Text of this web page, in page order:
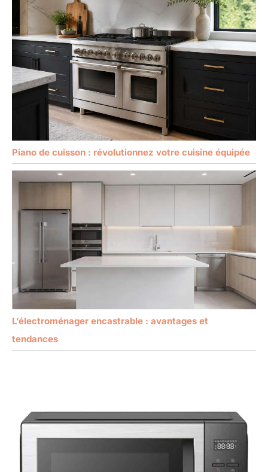
Piano de cuisson : révolutionnez votre cuisine équipée
L’électroménager encastrable : avantages et
tendances